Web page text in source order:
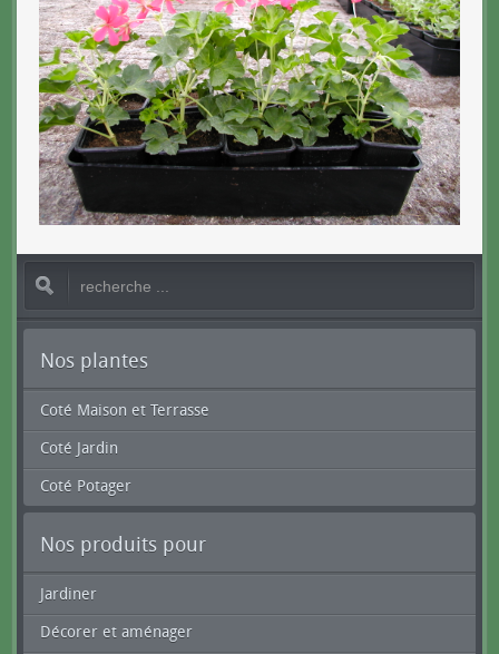
Nos plantes
Coté Maison et Terrasse
Coté Jardin
Coté Potager
Nos produits pour
Jardiner
Décorer et aménager